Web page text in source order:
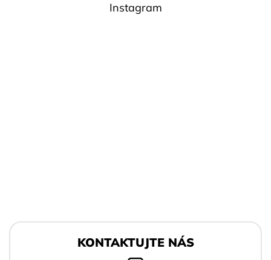
Instagram
KONTAKTUJTE NÁS